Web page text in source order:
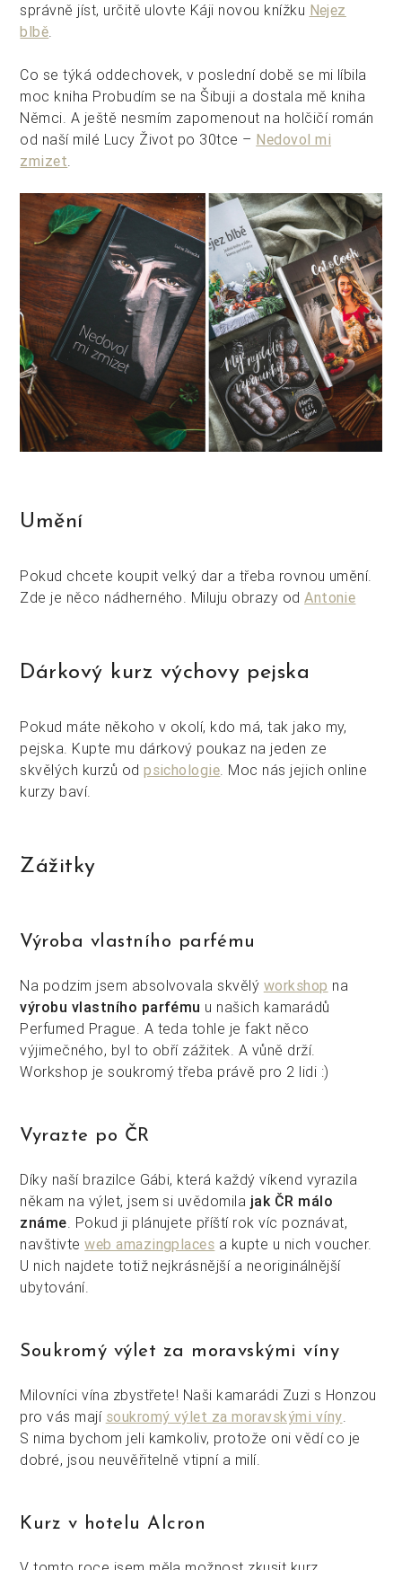
správně jíst, určitě ulovte Káji novou knížku Nejez
blbě.
Co se týká oddechovek, v poslední době se mi líbila
moc kniha Probudím se na Šibuji a dostala mě kniha
Němci. A ještě nesmím zapomenout na holčičí román
od naší milé Lucy Život po 30tce – Nedovol mi
zmizet.
Umění
Pokud chcete koupit velký dar a třeba rovnou umění.
Zde je něco nádherného. Miluju obrazy odAntonie
Dárkový kurz výchovy pejska
Pokud máte někoho v okolí, kdo má, tak jako my,
pejska. Kupte mu dárkový poukaz na jeden ze
skvělých kurzů odpsichologie. Moc nás jejich online
kurzy baví.
Zážitky
Výroba vlastního parfému
Na podzim jsem absolvovala skvělý workshop na
výrobu vlastního parfému u našich kamarádů
Perfumed Prague. A teda tohle je fakt něco
výjimečného, byl to obří zážitek. A vůně drží.
Workshop je soukromý třeba právě pro 2 lidi :)
Vyrazte po ČR
Díky naší brazilce Gábi, která každý víkend vyrazila
někam na výlet, jsem si uvědomila jak ČR málo
známe. Pokud ji plánujete příští rok víc poznávat,
navštivteweb amazingplaces a kupte u nich voucher.
U nich najdete totiž nejkrásnější a neoriginálnější
ubytování.
Soukromý výlet za moravskými víny
Milovníci vína zbystřete! Naši kamarádi Zuzi s Honzou
pro vás mají soukromý výlet za moravskými víny.
S nima bychom jeli kamkoliv, protože oni vědí co je
dobré, jsou neuvěřitelně vtipní a milí.
Kurz v hotelu Alcron